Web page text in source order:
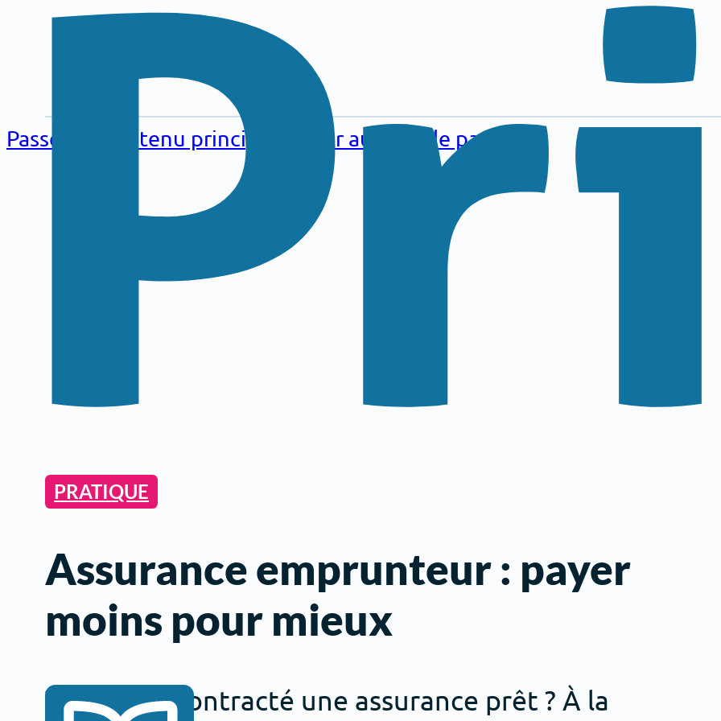
contenu
principal
Passer au contenu principal Passer au pied de page
PRATIQUE
Assurance emprunteur : payer
moins pour mieux
Vous avez contracté une assurance prêt ? À la